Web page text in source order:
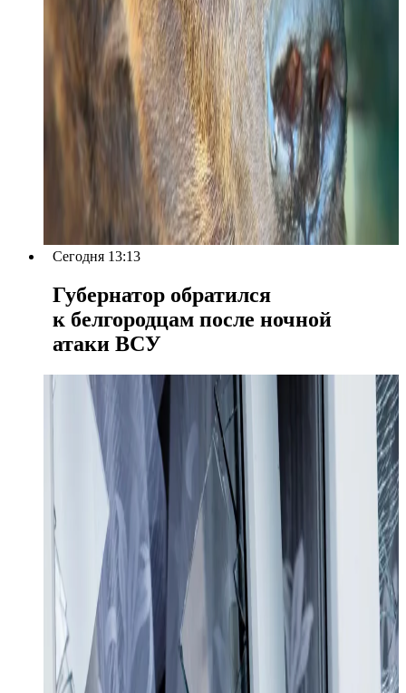
Сегодня 13:13
Губернатор обратился
к белгородцам после ночной
атаки ВСУ